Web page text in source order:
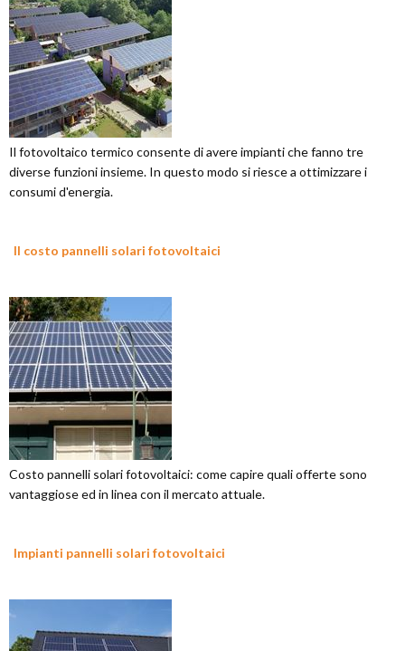
Il fotovoltaico termico consente di avere impianti che fanno tre
diverse funzioni insieme. In questo modo si riesce a ottimizzare i
consumi d'energia.
Il costo pannelli solari fotovoltaici
Costo pannelli solari fotovoltaici: come capire quali offerte sono
vantaggiose ed in linea con il mercato attuale.
Impianti pannelli solari fotovoltaici